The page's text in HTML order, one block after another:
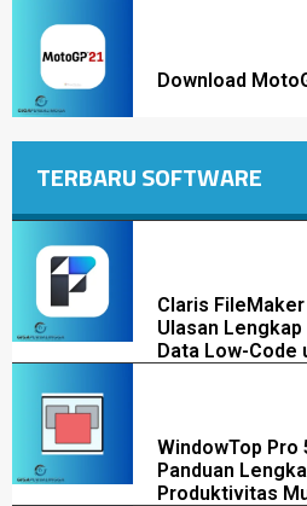
Download
TERBARU SOFTWARE
Claris
Ulasan
Data Low-Code
WindowTop Pro
Panduan
Produktivitas